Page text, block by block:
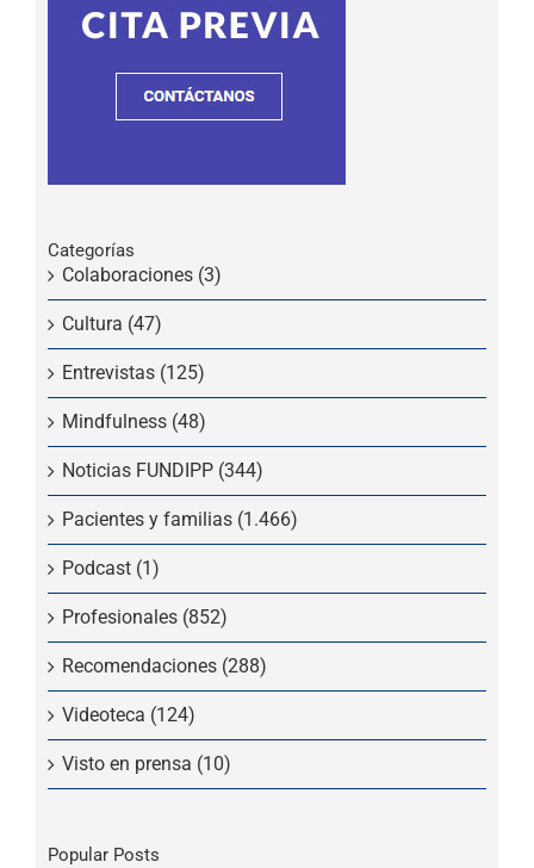
Categorías
Colaboraciones (3)
Cultura (47)
Entrevistas (125)
Mindfulness (48)
Noticias FUNDIPP (344)
Pacientes y familias (1.466)
Podcast (1)
Profesionales (852)
Recomendaciones (288)
Videoteca (124)
Visto en prensa (10)
Popular Posts